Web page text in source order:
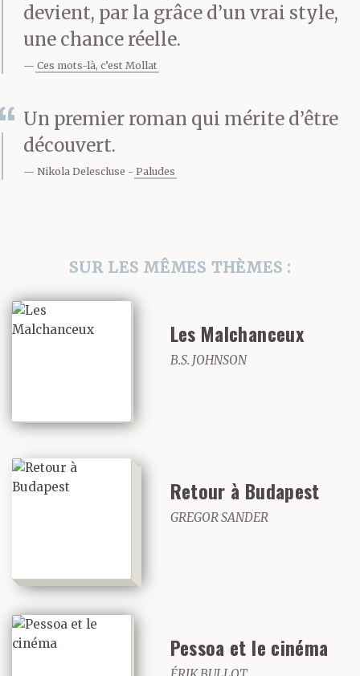
ciel, la Sears Tower,
anthracite et
sobre, énigmatique, ses
longs déboîtements
dissymétriques
antennes
blanches, presque
incandescentes dans la
nuit, captant les
nous dans la tiédeur du
soir quand deux ou trois
en médicaments
rentrent dans la ville
depuis une demi-
devient, par la grâce d’un vrai style,
une chance réelle.
Ces mots-là, c’est Mollat
Un premier roman qui mérite d’être
découvert.
Nikola Delescluse Paludes
SUR LES MÊMES THÈMES :
Les Malchanceux
B.S. JOHNSON
Retour à Budapest
GREGOR SANDER
Pessoa et le cinéma